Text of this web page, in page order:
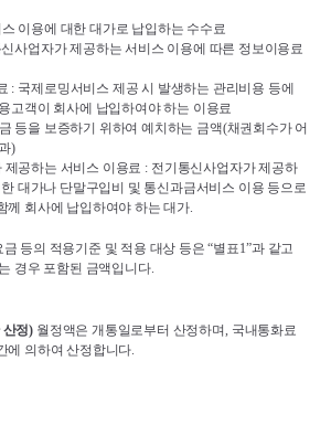
이용에 대한 대가로 납입하는 수수료
사업자가 제공하는 서비스 이용에 따른 정보이용료
: 국제로밍서비스 제공 시 발생하는 관리비용 등에
고객이 회사에 납입하여야 하는 이용료
등을 보증하기 위하여 예치하는 금액(채권회수가 어
)
공하는 서비스 이용료 : 전기통신사업자가 제공하
대가나 단말구입비 및 통신과금서비스 이용 등으로
께 회사에 납입하여야 하는 대가.
금 등의 적용기준 및 적용 대상 등은 “별표1”과 같고
경우 포함된 금액입니다.
산정) 월정액은 개통일로부터 산정하며, 국내통화료
에 의하여 산정합니다.